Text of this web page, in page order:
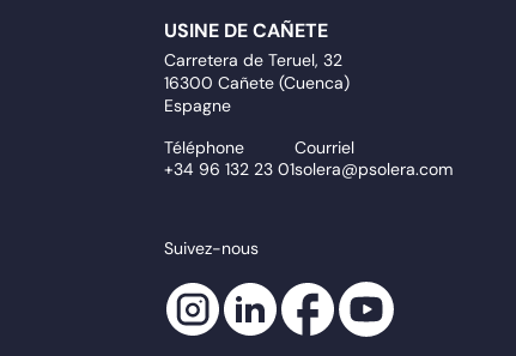
USINE DE CAÑETE
Carretera de Teruel, 32
16300 Cañete (Cuenca)
Espagne
Téléphone
+34 96 132 23 01
Courriel
solera@psolera.com
Suivez-nous